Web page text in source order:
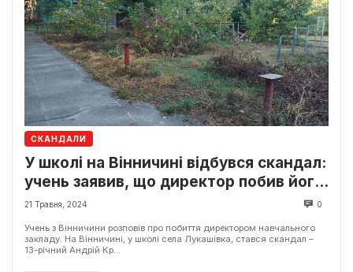
СКАНДАЛИ
У школі на Вінничині відбувся скандал:
учень заявив, що директор побив його
різкою – подробиці
21 Травня, 2024 0
Учень з Вінничини розповів про побиття директором навчального
закладу. На Вінничині, у школі села Лукашівка, стався скандал –
13-річний Андрій Кр...